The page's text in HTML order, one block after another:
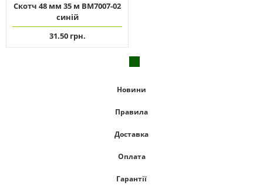
Скотч 48 мм 35 м ВМ7007-02
синій
31.50 грн.
Новини
Правила
Доставка
Оплата
Гарантії